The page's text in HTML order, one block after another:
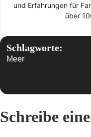
und Erfahrungen für
über
Schlagworte:
Meer
Schreibe